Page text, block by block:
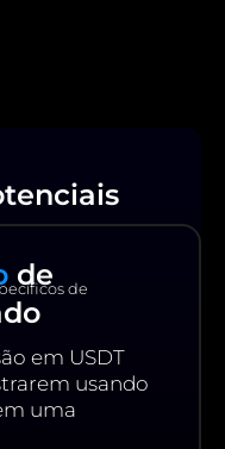
integrada ao
a valorização das
de
de
em USDT
usando
uma